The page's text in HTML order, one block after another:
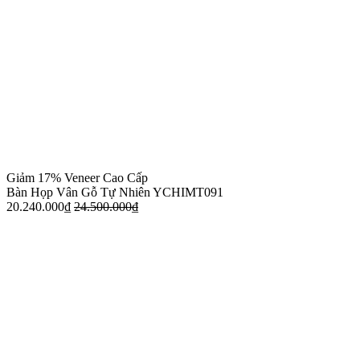
Giảm 17% Veneer Cao Cấp
Bàn Họp Vân Gỗ Tự Nhiên YCHIMT091
20.240.000₫ 24.500.000₫